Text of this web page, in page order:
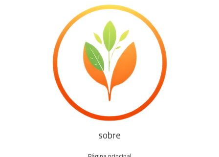
sobre